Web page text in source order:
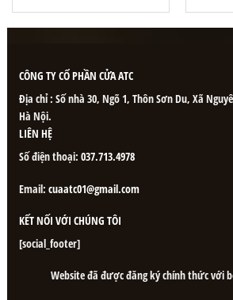
CÔNG TY CỔ PHẦN CỬA ATC
Địa chỉ : Số nhà 30, Ngõ 1, Thôn Sơn Du, Xã
Hà Nội.
LIÊN HỆ
Số điện thoại: 037.713.4978
Email: cuaatc01@gmail.com
KẾT NỐI VỚI CHÚNG TÔI
[social_footer]
Website đã được đăng ký chính thức với